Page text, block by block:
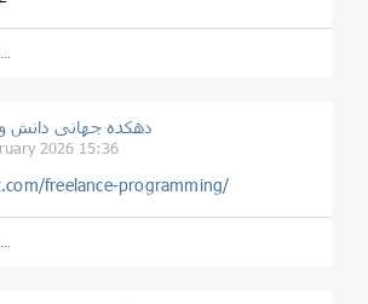
دهکده جهانی دانش
2026 15:36
freelance-programming/